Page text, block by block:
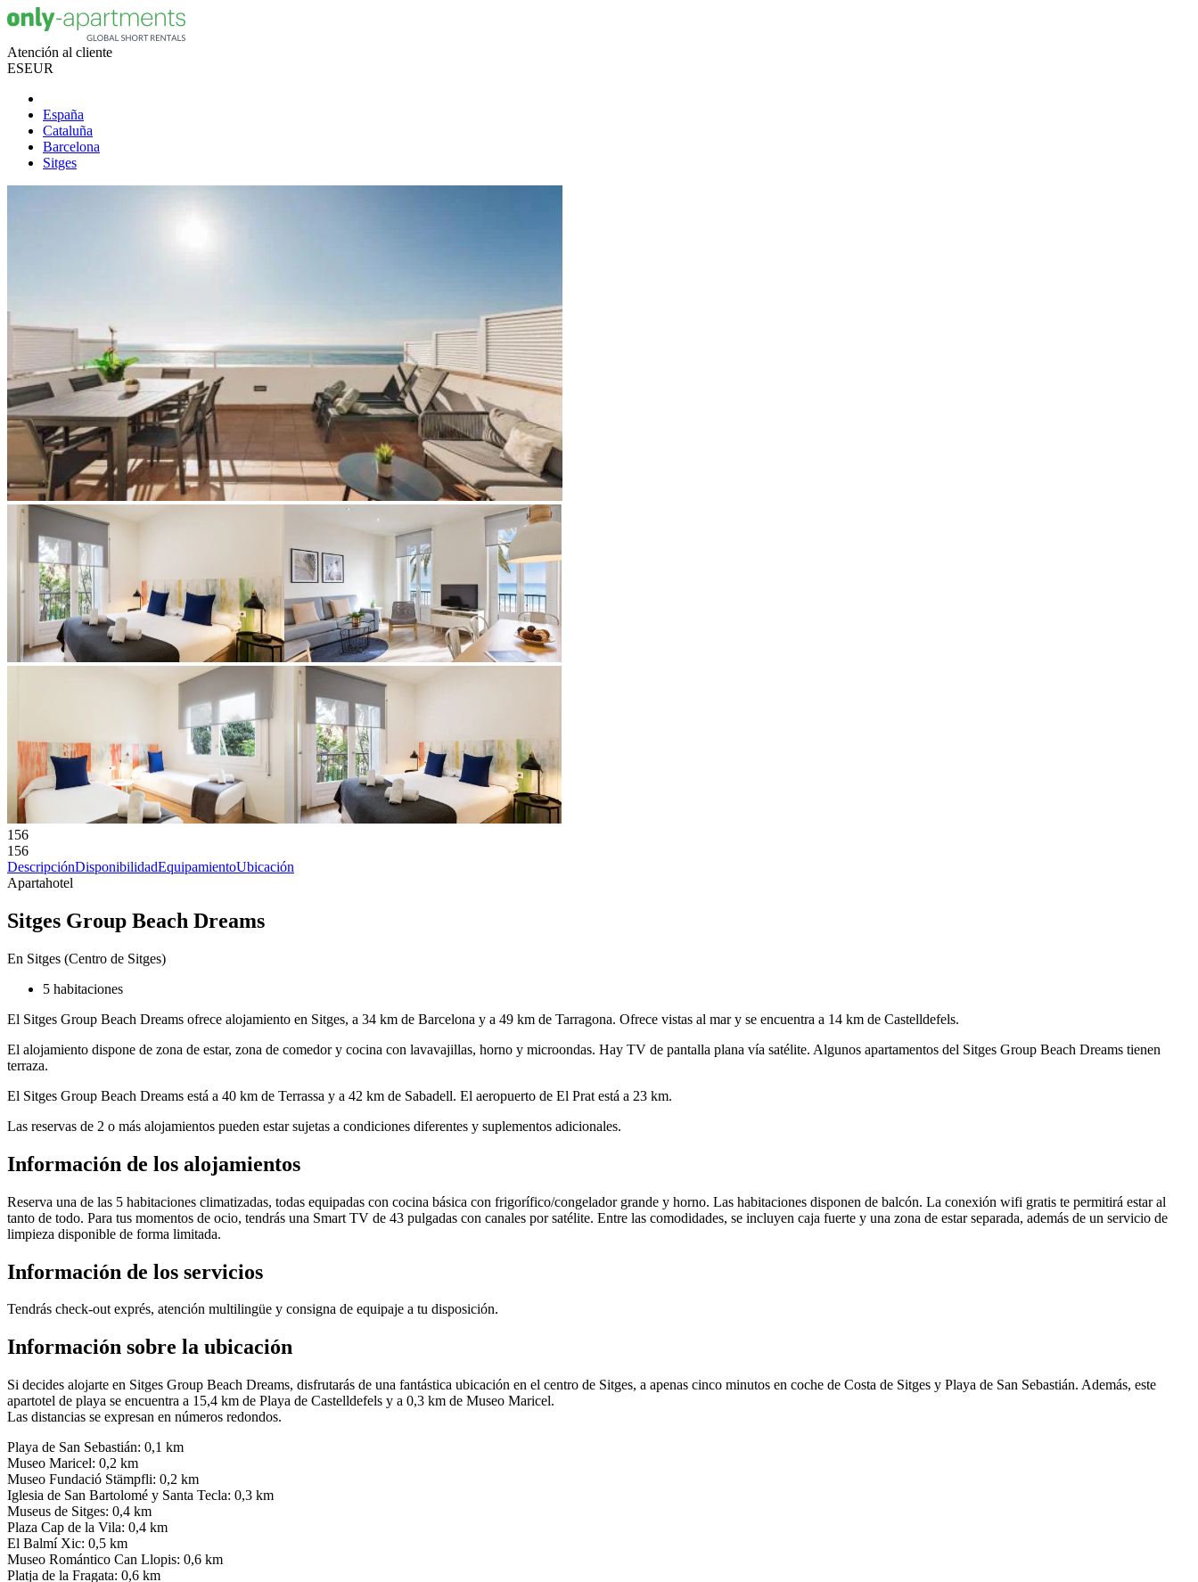
Atención al cliente
ESEUR
España
Cataluña
Barcelona
Sitges
156
156
DescripciónDisponibilidadEquipamientoUbicación
Apartahotel
Sitges Group Beach Dreams
En Sitges (Centro de Sitges)
5 habitaciones
El Sitges Group Beach Dreams ofrece alojamiento en Sitges, a 34 km de Barcelona y a 49 km de Tarragona. Ofrece vistas al mar y se encuentra a 14 km de Castelldefels.
El alojamiento dispone de zona de estar, zona de comedor y cocina con lavavajillas, horno y microondas. Hay TV de pantalla plana vía satélite. Algunos apartamentos del Sitges Group Beach Dreams tienen
terraza.
El Sitges Group Beach Dreams está a 40 km de Terrassa y a 42 km de Sabadell. El aeropuerto de El Prat está a 23 km.
Las reservas de 2 o más alojamientos pueden estar sujetas a condiciones diferentes y suplementos adicionales.
Información de los alojamientos
Reserva una de las 5 habitaciones climatizadas, todas equipadas con cocina básica con frigorífico/congelador grande y horno. Las habitaciones disponen de balcón. La conexión wifi gratis te permitirá estar al
tanto de todo. Para tus momentos de ocio, tendrás una Smart TV de 43 pulgadas con canales por satélite. Entre las comodidades, se incluyen caja fuerte y una zona de estar separada, además de un servicio de
limpieza disponible de forma limitada.
Información de los servicios
Tendrás check-out exprés, atención multilingüe y consigna de equipaje a tu disposición.
Información sobre la ubicación
Si decides alojarte en Sitges Group Beach Dreams, disfrutarás de una fantástica ubicación en el centro de Sitges, a apenas cinco minutos en coche de Costa de Sitges y Playa de San Sebastián. Además, este
apartotel de playa se encuentra a 15,4 km de Playa de Castelldefels y a 0,3 km de Museo Maricel.
Las distancias se expresan en números redondos.
Playa de San Sebastián: 0,1 km
Museo Maricel: 0,2 km
Museo Fundació Stämpfli: 0,2 km
Iglesia de San Bartolomé y Santa Tecla: 0,3 km
Museus de Sitges: 0,4 km
Plaza Cap de la Vila: 0,4 km
El Balmí Xic: 0,5 km
Museo Romántico Can Llopis: 0,6 km
Platja de la Fragata: 0,6 km